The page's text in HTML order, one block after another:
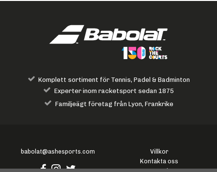
Komplett sortiment för Tennis, Padel & Badminton
Experter inom racketsport sedan 1875
Familjeägt företag från Lyon, Frankrike
babolat@ashesports.com
Villkor
Kontakta oss